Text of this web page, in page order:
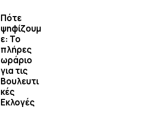
Πότε
ψηφίζουμ
ε: Το
πλήρες
ωράριο
για τις
Βουλευτι
κές
Εκλογές